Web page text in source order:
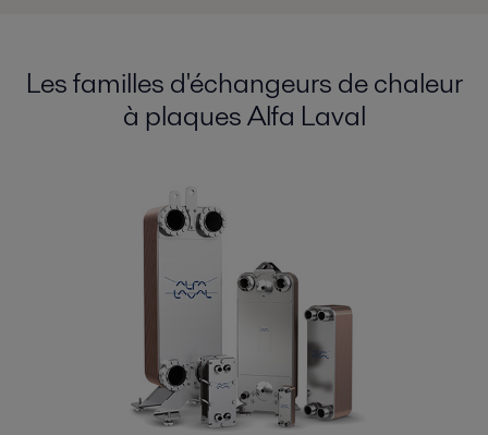
Les familles d'échangeurs de chaleur
à plaques Alfa Laval